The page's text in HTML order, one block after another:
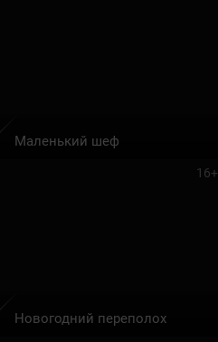
Маленький шеф
16+
Новогодний переполох